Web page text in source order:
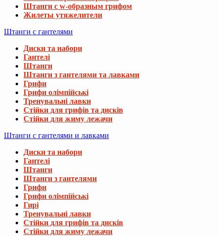
Штанги с w-образным грифом
Жилеты утяжелители
Штанги с гантелями
Диски та набори
Гантелі
Штанги
Штанги з гантелями та лавками
Грифи
Грифи олімпійські
Тренувальні лавки
Стійки для грифів та дисків
Стійки для жиму лежачи
Штанги с гантелями и лавками
Диски та набори
Гантелі
Штанги
Штанги з гантелями
Грифи
Грифи олімпійські
Гирі
Тренувальні лавки
Стійки для грифів та дисків
Стійки для жиму лежачи